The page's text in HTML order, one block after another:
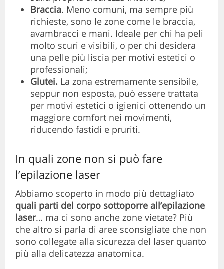
Braccia. Meno comuni, ma sempre più
richieste, sono le zone come le braccia,
avambracci e mani. Ideale per chi ha peli
molto scuri e visibili, o per chi desidera
una pelle più liscia per motivi estetici o
professionali;
Glutei. La zona estremamente sensibile,
seppur non esposta, può essere trattata
per motivi estetici o igienici ottenendo un
maggiore comfort nei movimenti,
riducendo fastidi e pruriti.
In quali zone non si può fare
l’epilazione laser
Abbiamo scoperto in modo più dettagliato
quali parti del corpo sottoporre all’epilazione
laser… ma ci sono anche zone vietate? Più
che altro si parla di aree sconsigliate che non
sono collegate alla sicurezza del laser quanto
più alla delicatezza anatomica.